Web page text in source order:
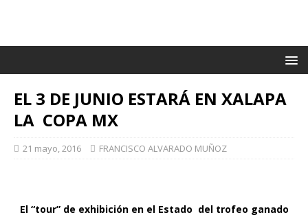
EL 3 DE JUNIO ESTARÁ EN XALAPA
LA COPA MX
21 mayo, 2016 FRANCISCO ALVARADO MUÑOZ
El “tour” de exhibición en el Estado del trofeo ganado